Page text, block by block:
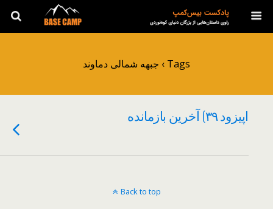
Tags › جبهه شمالی دماوند
اپیزود ۳۹) آخرین بازمانده
Back to top